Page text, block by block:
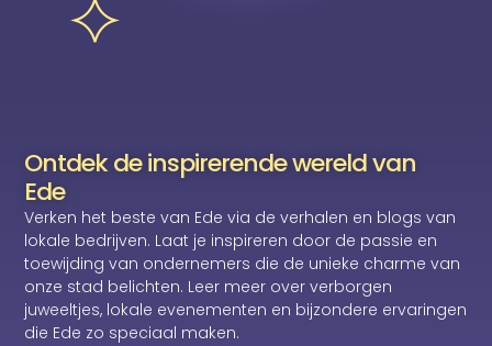
Ontdek de inspirerende wereld van
Ede
Verken het beste van Ede via de verhalen en blogs van
lokale bedrijven. Laat je inspireren door de passie en
toewijding van ondernemers die de unieke charme van
onze stad belichten. Leer meer over verborgen
juweeltjes, lokale evenementen en bijzondere ervaringen
die Ede zo speciaal maken.